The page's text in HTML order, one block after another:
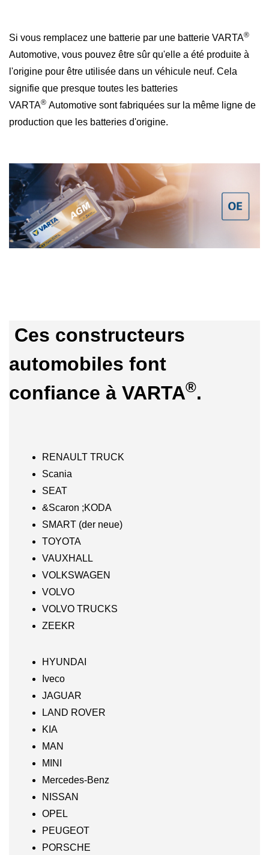
Si vous remplacez une batterie par une batterie VARTA®
Automotive, vous pouvez être sûr qu'elle a été produite à
l'origine pour être utilisée dans un véhicule neuf. Cela
signifie que presque toutes les batteries
VARTA® Automotive sont fabriquées sur la même ligne de
production que les batteries d'origine.
Ces constructeurs
automobiles font
confiance à VARTA®.
RENAULT TRUCK
Scania
SEAT
&Scaron ;KODA
SMART (der neue)
TOYOTA
VAUXHALL
VOLKSWAGEN
VOLVO
VOLVO TRUCKS
ZEEKR
HYUNDAI
Iveco
JAGUAR
LAND ROVER
KIA
MAN
MINI
Mercedes-Benz
NISSAN
OPEL
PEUGEOT
PORSCHE